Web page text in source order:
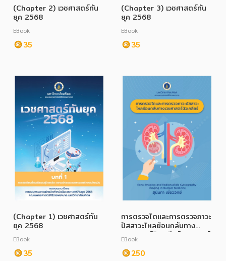
(Chapter 2) เวชศาสตร์ทัน
ยุค 2568
EBook
35
(Chapter 3) เวชศาสตร์ทัน
ยุค 2568
EBook
35
(Chapter 1) เวชศาสตร์ทัน
ยุค 2568
EBook
35
การตรวจไตและการตรวจภาวะ
ปัสสาวะไหลย้อนกลับทาง
เวชศาสตร์นิวเคลียร์การแพทย์
EBook
250